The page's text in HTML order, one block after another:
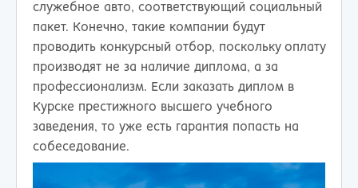
служебное авто, соответствующий социальный
пакет. Конечно, такие компании будут
проводить конкурсный отбор, поскольку оплату
производят не за наличие диплома, а за
профессионализм. Если заказать диплом в
Курске престижного высшего учебного
заведения, то уже есть гарантия попасть на
собеседование.